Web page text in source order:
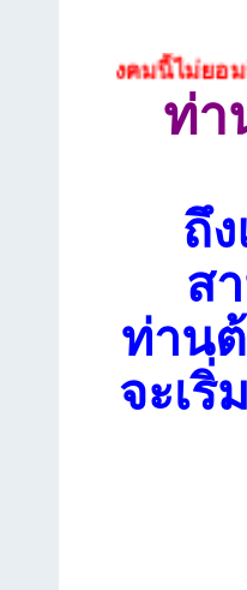
งคมนี้ไม่ยอมรับพวกเ
ท่า
ถึ
ส
ท่าน
จะเริ่